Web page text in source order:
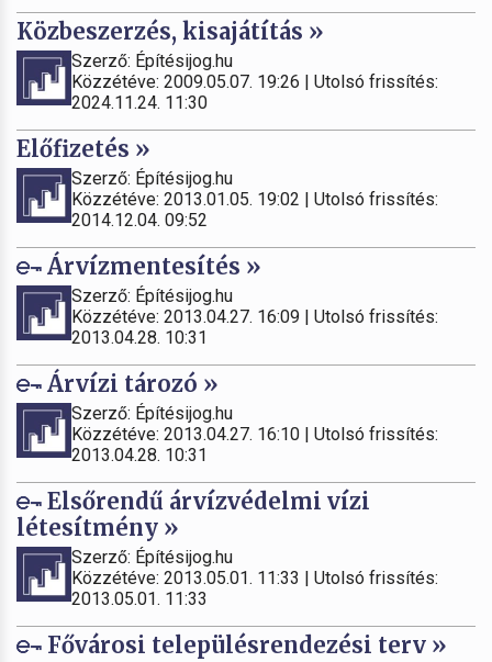
Közbeszerzés, kisajátítás »
Szerző: Építésijog.hu
Közzétéve: 2009.05.07. 19:26 | Utolsó frissítés:
2024.11.24. 11:30
Előfizetés »
Szerző: Építésijog.hu
Közzétéve: 2013.01.05. 19:02 | Utolsó frissítés:
2014.12.04. 09:52
Árvízmentesítés »
Szerző: Építésijog.hu
Közzétéve: 2013.04.27. 16:09 | Utolsó frissítés:
2013.04.28. 10:31
Árvízi tározó »
Szerző: Építésijog.hu
Közzétéve: 2013.04.27. 16:10 | Utolsó frissítés:
2013.04.28. 10:31
Elsőrendű árvízvédelmi vízi
létesítmény »
Szerző: Építésijog.hu
Közzétéve: 2013.05.01. 11:33 | Utolsó frissítés:
2013.05.01. 11:33
Fővárosi településrendezési terv »